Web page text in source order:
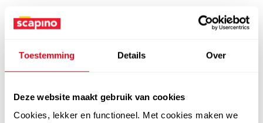
Toestemming Details Over
Deze website maakt gebruik van cookies
Cookies, lekker en functioneel. Met cookies maken we